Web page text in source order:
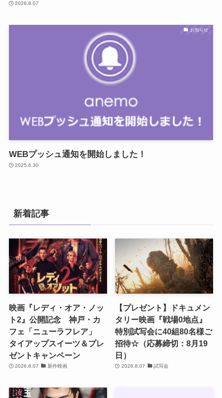
2026.8.07
お知らせ
WEBプッシュ通知を開始しました！
2025.6.30
新着記事
映画『レディ・オア・ノッ
ト2』公開記念 神戸・カ
フェ「ニューラフレア」
タイアップスイーツ＆プレ
ゼントキャンペーン
2026.8.07 新作映画
【プレゼント】ドキュメン
タリー映画『戦場0地点』
特別試写会に40組80名様ご
招待☆（応募締切：8月19
日）
2026.8.07 試写会